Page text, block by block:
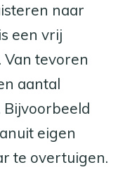
naar
een vrij
tevoren
aantal
Bijvoorbeeld
eigen
te overtuigen.